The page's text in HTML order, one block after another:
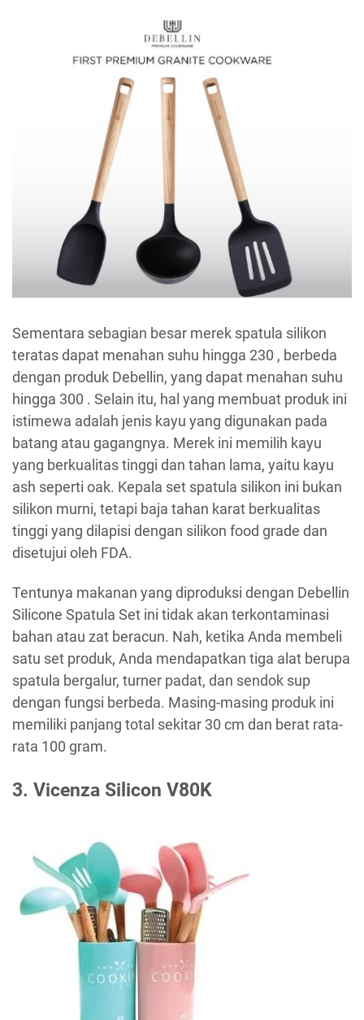
Sementara sebagian besar merek spatula silikon
teratas dapat menahan suhu hingga 230 , berbeda
dengan produk Debellin, yang dapat menahan suhu
hingga 300 . Selain itu, hal yang membuat produk ini
istimewa adalah jenis kayu yang digunakan pada
batang atau gagangnya. Merek ini memilih kayu
yang berkualitas tinggi dan tahan lama, yaitu kayu
ash seperti oak. Kepala set spatula silikon ini bukan
silikon murni, tetapi baja tahan karat berkualitas
tinggi yang dilapisi dengan silikon food grade dan
disetujui oleh FDA.
Tentunya makanan yang diproduksi dengan Debellin
Silicone Spatula Set ini tidak akan terkontaminasi
bahan atau zat beracun. Nah, ketika Anda membeli
satu set produk, Anda mendapatkan tiga alat berupa
spatula bergalur, turner padat, dan sendok sup
dengan fungsi berbeda. Masing-masing produk ini
memiliki panjang total sekitar 30 cm dan berat rata-
rata 100 gram.
3. Vicenza Silicon V80K